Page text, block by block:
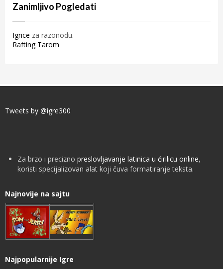
Zanimljivo Pogledati
Igrice za razonodu.
Rafting Tarom
Tweets by @igre300
Za brzo i precizno preslovljavanje latinica u ćirilicu online,
koristi specijalizovan alat koji čuva formatiranje teksta.
Najnovije na sajtu
Najpopularnije Igre